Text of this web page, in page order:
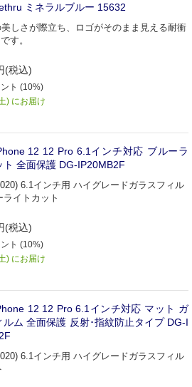
ミネラルブルー 15632
しさが際立ち、ロゴがそのまま見える耐衝
す。
(税込)
ト (10%)
) にお届け
12 12 Pro 6.1インチ対応 ブルーラ
ト 全面保護 DG-IP20MB2F
6.1インチ用 ハイグレードガラスフィル
ライトカット
(税込)
ト (10%)
) にお届け
12 12 Pro 6.1インチ対応 マット ガ
ルム 全面保護 反射･指紋防止タイプ DG-I
6.1インチ用 ハイグレードガラスフィル